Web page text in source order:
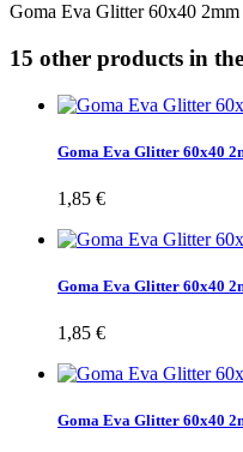
Goma Eva Glitter 60x40 2mm
15 other products in
Goma Eva Glitter 60x40
1,85 €
Goma Eva Glitter 60x40
1,85 €
Goma Eva Glitter 60x40